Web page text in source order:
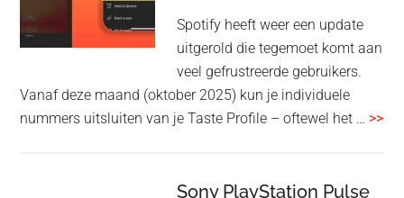
en
1000XM6
nieuwe
Spotify heeft weer een update
uitgerold die tegemoet komt aan
veel gefrustreerde gebruikers.
Vanaf deze maand (oktober 2025) kun je individuele
nummers uitsluiten van je Taste Profile – oftewel het … >>
Sony PlayStation Pulse